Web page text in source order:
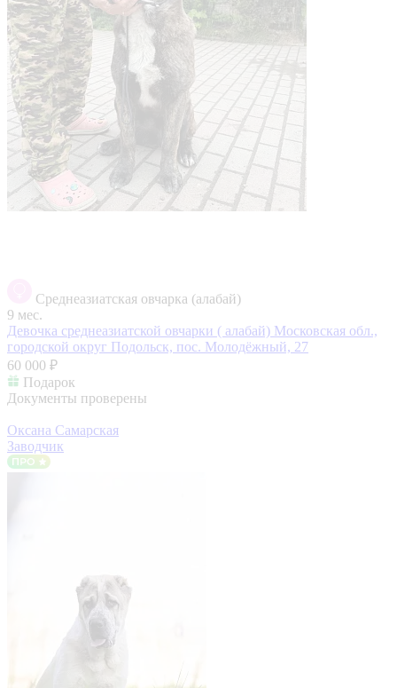
Среднеазиатская овчарка (алабай)
9 мес.
Девочка среднеазиатской овчарки ( алабай) Московская обл.,
городской округ Подольск, пос. Молодёжный, 27
60 000 ₽
Подарок
Документы проверены
Оксана Самарская
Заводчик